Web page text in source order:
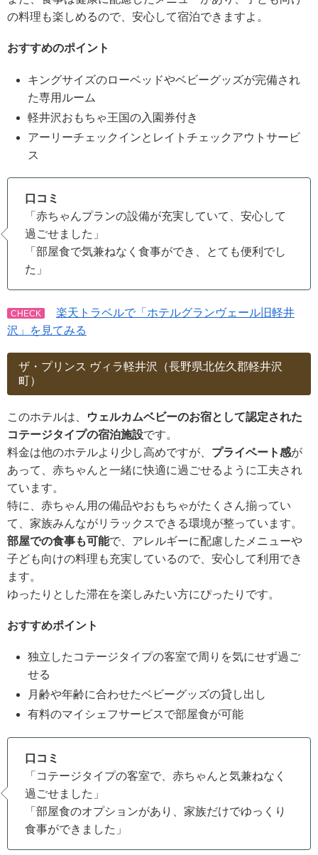
の料理も楽しめるので、安心して宿泊できますよ。
おすすめのポイント
キングサイズのローベッドやベビーグッズが完備され
た専用ルーム
軽井沢おもちゃ王国の入園券付き
アーリーチェックインとレイトチェックアウトサービ
ス
口コミ
「赤ちゃんプランの設備が充実していて、安心して
過ごせました」
「部屋食で気兼ねなく食事ができ、とても便利でし
た」
CHECK
楽天トラベルで「ホテルグランヴェール旧軽井
沢」を⾒てみる
ザ・プリンス ヴィラ軽井沢（長野県北佐久郡軽井沢
町）
このホテルは、
ウェルカムベビーのお宿として認定された
コテージタイプの宿泊施設です。
料金は他のホテルより少し高めですが、 プライベート感が
あって、赤ちゃんと一緒に快適に過ごせるように工夫され
ています。
特に、赤ちゃん用の備品やおもちゃがたくさん揃ってい
て、家族みんながリラックスできる環境が整っています。
部屋での食事も可能で、アレルギーに配慮したメニューや
子ども向けの料理も充実しているので、安心して利用でき
ます。
ゆったりとした滞在を楽しみたい方にぴったりです。
おすすめポイント
独立したコテージタイプの客室で周りを気にせず過ご
せる
月齢や年齢に合わせたベビーグッズの貸し出し
有料のマイシェフサービスで部屋食が可能
口コミ
「コテージタイプの客室で、赤ちゃんと気兼ねなく
過ごせました」
「部屋食のオプションがあり、家族だけでゆっくり
食事ができました」